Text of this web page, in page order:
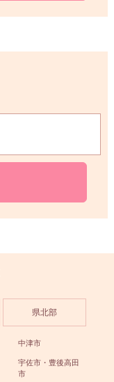
県北部
中津市
宇佐市・豊後高田
市